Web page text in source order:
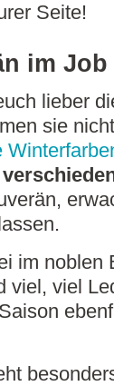
Seite!
im Job
lieber
sie
im noblen
viel, viel